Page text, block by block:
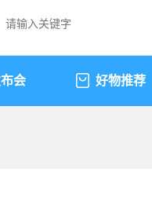
会 好物推荐